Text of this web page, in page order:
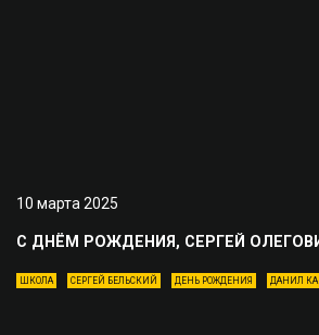
10 марта 2025
С ДНЁМ РОЖДЕНИЯ, СЕРГЕЙ
ШКОЛА СЕРГЕЙ БЕЛЬСКИЙ ДЕНЬ РОЖДЕНИЯ ДАНИЛ